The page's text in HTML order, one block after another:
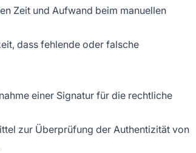
Zeit und Aufwand beim manuellen
dass fehlende oder falsche
einer Signatur für die rechtliche
zur Überprüfung der Authentizität von